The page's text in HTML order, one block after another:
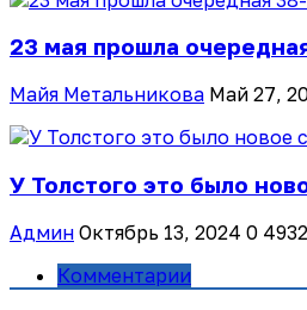
23 мая прошла
Майя Метальникова Май 27,
У Толстого это было
Админ Октябрь 13, 2024 0 4932
Комментарии